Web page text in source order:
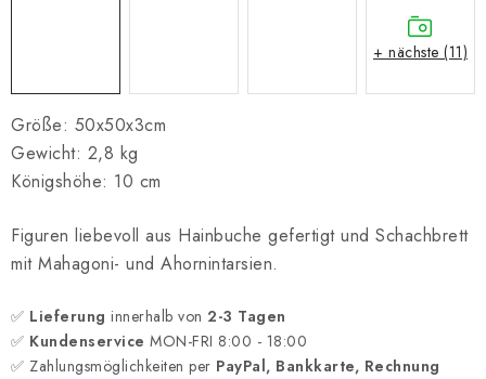
Geschäftsbedingungen
Größe: 50x50x3cm
Gewicht: 2,8 kg
Königshöhe: 10 cm
Figuren liebevoll aus Hainbuche gefertigt und Schachbrett
mit Mahagoni- und Ahornintarsien.
✅ Lieferung innerhalb von 2-3 Tagen
✅ Kundenservice MON-FRI 8:00 - 18:00
✅ Zahlungsmöglichkeiten per PayPal, Bankkarte, Rechnung
+ nächste (11)